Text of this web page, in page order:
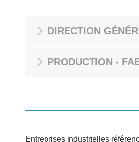
DIRECTION
PRODUCTION -
Entreprises industrielles